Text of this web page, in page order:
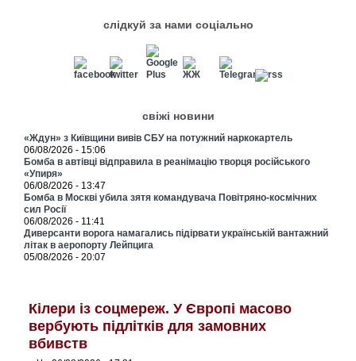
слідкуй за нами соціально
свіжі новини
«Ждун» з Київщини вивів СБУ на потужний наркокартель
06/08/2026 - 15:06
Бомба в автівці відправила в реанімацію творця російського
«Упиря»
06/08/2026 - 13:47
Бомба в Москві убила зятя командувача Повітряно-космічних
сил Росії
06/08/2026 - 11:41
Диверсанти ворога намагались підірвати українській вантажний
літак в аеропорту Лейпцига
05/08/2026 - 20:07
Кілери із соцмереж. У Європі масово
вербують підлітків для замовних
вбивств